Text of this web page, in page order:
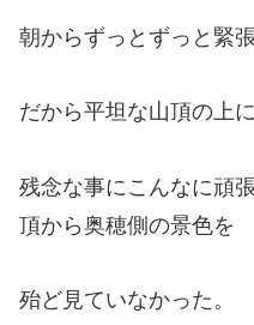
朝からずっとずっと緊
だから平坦な山頂の上
残念な事にこんなに頑
頂から奥穂側の景色を
殆ど見ていなかった。